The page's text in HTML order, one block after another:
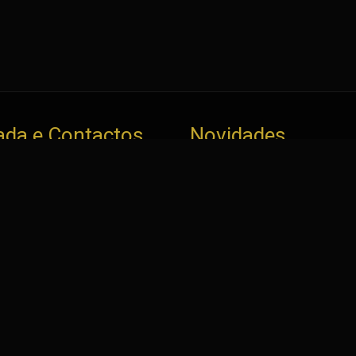
e Contactos Novidades